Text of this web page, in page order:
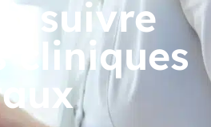
suivre
cliniques